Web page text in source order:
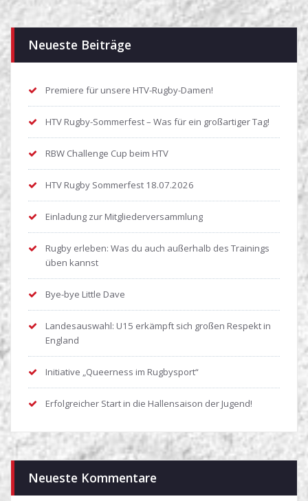
Neueste Beiträge
Premiere für unsere HTV-Rugby-Damen!
HTV Rugby-Sommerfest – Was für ein großartiger Tag!
RBW Challenge Cup beim HTV
HTV Rugby Sommerfest 18.07.2026
Einladung zur Mitgliederversammlung
Rugby erleben: Was du auch außerhalb des Trainings
üben kannst
Bye-bye Little Dave
Landesauswahl: U15 erkämpft sich großen Respekt in
England
Initiative „Queerness im Rugbysport“
Erfolgreicher Start in die Hallensaison der Jugend!
Neueste Kommentare